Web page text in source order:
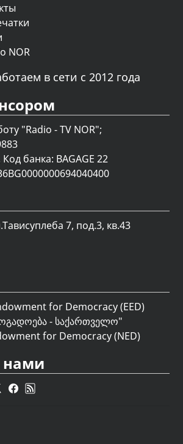
NOR
в сети с 2012 года
"Radio - TV NOR";
банка: BAGAGE 22
7, под.3, кв.43
for Democracy (EED)
- საქართველო"
for Democracy (NED)
нами